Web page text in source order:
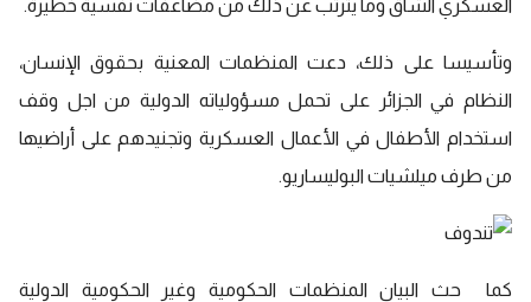
العسكري الشاق وما يترتب عن ذلك من مضاعفات نفسية خطيرة.
وتأسيسا على ذلك، دعت المنظمات المعنية بحقوق الإنسان،
النظام في الجزائر على تحمل مسؤولياته الدولية من اجل وقف
استخدام الأطفال في الأعمال العسكرية وتجنيدهم على أراضيها
من طرف ميلشيات البوليساريو.
كما حث البيان المنظمات الحكومية وغير الحكومية الدولية